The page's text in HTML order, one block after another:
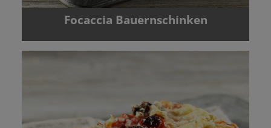
Focaccia Bauernschinken